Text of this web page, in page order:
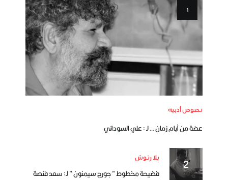
نصوص أدبية
عضة من أيام زمان … لـ : علي السوداني
بلا رتوش
فضيحة مخطوط ” جورج سيمنون ” لـ: سعد فنصة